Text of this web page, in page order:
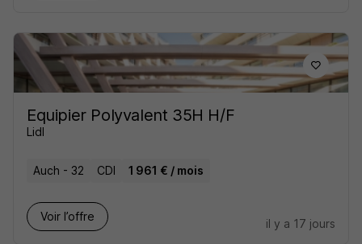
Equipier Polyvalent 35H H/F
Lidl
Auch - 32 CDI 1 961 € / mois
Voir l’offre
il y a 17 jours